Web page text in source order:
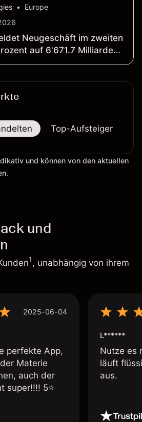
•
Europe
Neugeschäft im zweiten
auf 6'671.7 Milliarden
Top-Aufsteiger
und können von den aktuellen
und
1, unabhängig von ihrem
2025-06-04
perfekte App,
Materie
auch der
super!!!! 5⭐️
L******
Nutze es
läuft
aus.